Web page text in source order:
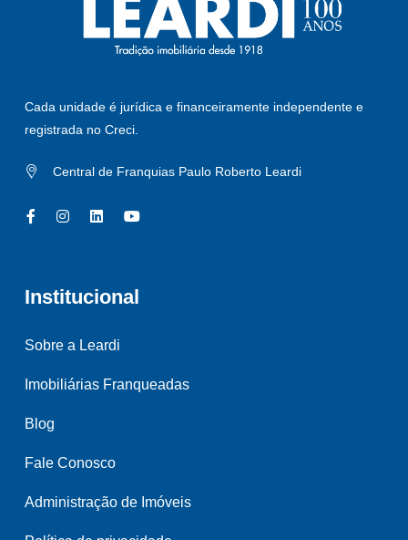
Cada unidade é jurídica e financeiramente independente e
registrada no Creci.
Central de Franquias Paulo Roberto Leardi
Institucional
Sobre a Leardi
Imobiliárias Franqueadas
Blog
Fale Conosco
Administração de Imóveis